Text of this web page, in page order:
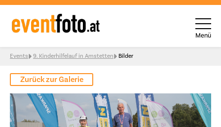
Skip to content
Menü
Events 9. Kinderhilfelauf in Amstetten Bilder
Zurück zur Galerie